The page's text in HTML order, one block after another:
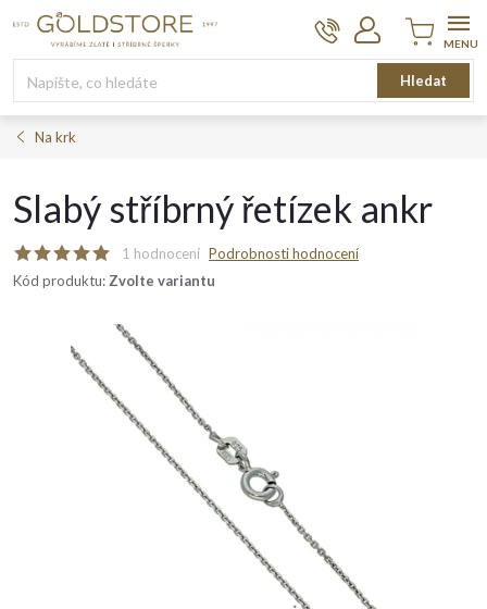
Hledat
Nákupní
košík
Na krk
Slabý stříbrný řetízek ankr
1 hodnocení Podrobnosti hodnocení
Kód produktu: Zvolte variantu